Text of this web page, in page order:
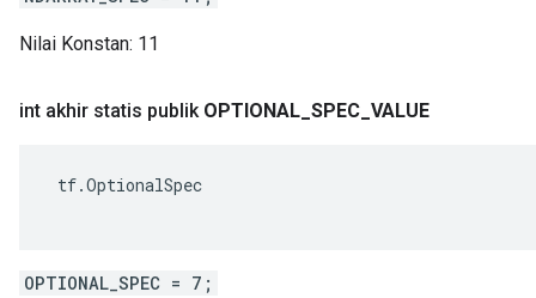
Nilai Konstan: 11
int akhir statis publik OPTIONAL SPEC VALUE
tf.OptionalSpec
OPTIONAL_SPEC = 7;